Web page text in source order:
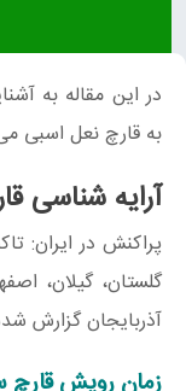
در این مقاله به
به قارچ نعل اسبی
آرایه شناسی
پراکنش در ایران:
گلستان، گیلان،
آذربایجان گزارش